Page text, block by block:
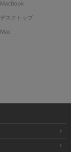
MacBook
デスクトップ
Mac